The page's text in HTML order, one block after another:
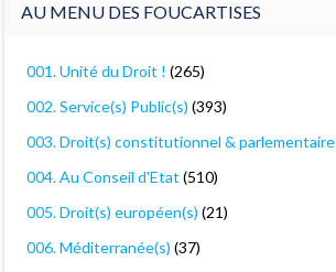
AU MENU DES FOUCARTISES
001. Unité du Droit ! (265)
002. Service(s) Public(s) (393)
003. Droit(s) constitutionnel & parlementaire
004. Au Conseil d'Etat (510)
005. Droit(s) européen(s) (21)
006. Méditerranée(s) (37)